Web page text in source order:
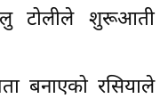
टोलीले शुरूआती
बनाएको रसियाले